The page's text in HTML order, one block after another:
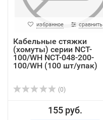
избранное сравнить
Кабельные стяжки
(хомуты) серии NCT-
100/WH NCT-048-200-
100/WH (100 шт/упак)
(0)
155 руб.